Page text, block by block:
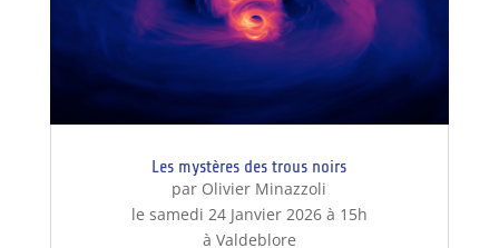
Les mystères des trous noirs
par Olivier Minazzoli
le samedi 24 Janvier 2026 à 15h
à Valdeblore